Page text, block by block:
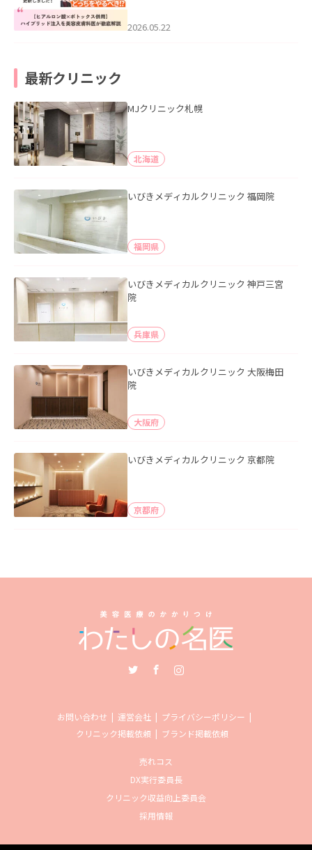
た。
2026.05.22
最新クリニック
MJクリニック札幌
北海道
いびきメディカルクリニック 福岡院
福岡県
いびきメディカルクリニック 神戸三宮
院
兵庫県
いびきメディカルクリニック 大阪梅田
院
大阪府
いびきメディカルクリニック 京都院
京都府
お問い合わせ 運営会社
プライバシーポリシー
クリニック掲載依頼
ブランド掲載依頼
売れコス
DX実行委員長
クリニック収益向上委員会
採用情報